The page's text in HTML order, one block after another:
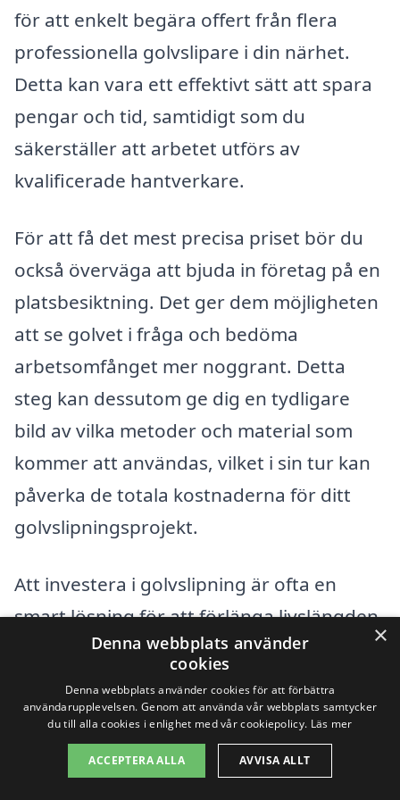
för att enkelt begära offert från flera
professionella golvslipare i din närhet.
Detta kan vara ett effektivt sätt att spara
pengar och tid, samtidigt som du
säkerställer att arbetet utförs av
kvalificerade hantverkare.
För att få det mest precisa priset bör du
också överväga att bjuda in företag på en
platsbesiktning. Det ger dem möjligheten
att se golvet i fråga och bedöma
arbetsomfånget mer noggrant. Detta
steg kan dessutom ge dig en tydligare
bild av vilka metoder och material som
kommer att användas, vilket i sin tur kan
påverka de totala kostnaderna för ditt
golvslipningsprojekt.
Att investera i golvslipning är ofta en
smart lösning för att förlänga livslängden
på dina trägolv och höja värdet på din
bostad. Med rätt information och
vägledning kan du fatta ett informerat
beslut och få ett tillfredsställande resultat.
×
Denna webbplats använder
cookies
Denna webbplats använder cookies för att förbättra
användarupplevelsen. Genom att använda vår webbplats samtycker
du till alla cookies i enlighet med vår cookiepolicy. Läs mer
ACCEPTERA ALLA AVVISA ALLT